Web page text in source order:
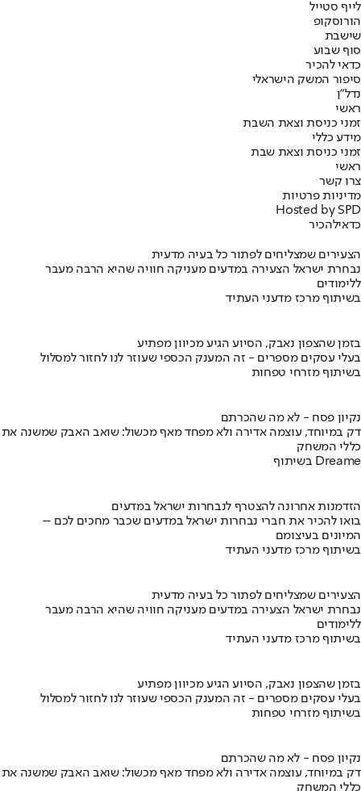
לייף סטייל
הורוסקופ
שישבת
סוף שבוע
כדאי להכיר
סיפור המשק הישראלי
נדל"ן
ראשי
זמני כניסת וצאת השבת
מידע כללי
זמני כניסת וצאת שבת
ראשי
צרו קשר
מדיניות פרטיות
Hosted by SPD
כדאילהכיר
הצעירים שמצליחים לפתור כל בעיה מדעית
נבחרת ישראל הצעירה במדעים מעניקה חוויה שהיא הרבה מעבר
ללימודים
בשיתוף מרכז מדעני העתיד
בזמן שהצפון נאבק, הסיוע הגיע מכיוון מפתיע
בעלי עסקים מספרים - זה המענק הכספי שעוזר לנו לחזור למסלול
בשיתוף מזרחי טפחות
נקיון פסח - לא מה שהכרתם
דק במיוחד, עוצמה אדירה ולא מפחד מאף מכשול: שואב האבק שמשנה את
כללי המשחק
בשיתוף Dreame
הזדמנות אחרונה להצטרף לנבחרות ישראל במדעים
בואו להכיר את חברי נבחרות ישראל במדעים שכבר מחכים לכם –
המיונים בעיצומם
בשיתוף מרכז מדעני העתיד
הצעירים שמצליחים לפתור כל בעיה מדעית
נבחרת ישראל הצעירה במדעים מעניקה חוויה שהיא הרבה מעבר
ללימודים
בשיתוף מרכז מדעני העתיד
בזמן שהצפון נאבק, הסיוע הגיע מכיוון מפתיע
בעלי עסקים מספרים - זה המענק הכספי שעוזר לנו לחזור למסלול
בשיתוף מזרחי טפחות
נקיון פסח - לא מה שהכרתם
דק במיוחד, עוצמה אדירה ולא מפחד מאף מכשול: שואב האבק שמשנה את
כללי המשחק